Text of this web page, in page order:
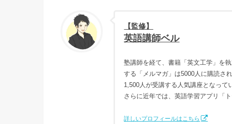
【監修】
英語講師ベル
塾講師を経て、書籍「英文工学」を
する「メルマガ」は5000人に購読さ
1,500人が受講する人気講座となって
さらに近年では、英語学習アプリ「
詳しいプロフィールはこちら